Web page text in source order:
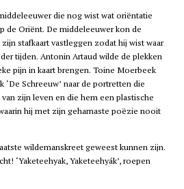
die nog wist wat oriëntatie
de Oriënt. De middeleeuwer kon de
stafkaart vastleggen zodat hij wist waar
tijden. Antonin Artaud wilde de plekken
pijn in kaart brengen. Toine Moerbeek
Schreeuw’ naar de portretten die
zijn leven en die hem een plastische
hij met zijn geharnaste poëzie nooit
wildemanskreet geweest kunnen zijn.
‘Yaketeehyak, Yaketeehyák’, roepen